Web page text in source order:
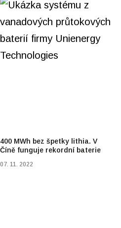
400 MWh bez špetky lithia. V
Číně funguje rekordní baterie
07. 11. 2022